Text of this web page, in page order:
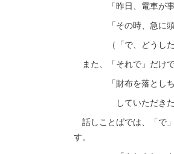
「昨日、電車が事故
「その時、急に頭が
（「で、どうした
また、「それで」だけ
「財布を落としちゃ
していただきたい
話しことばでは、「で
す。